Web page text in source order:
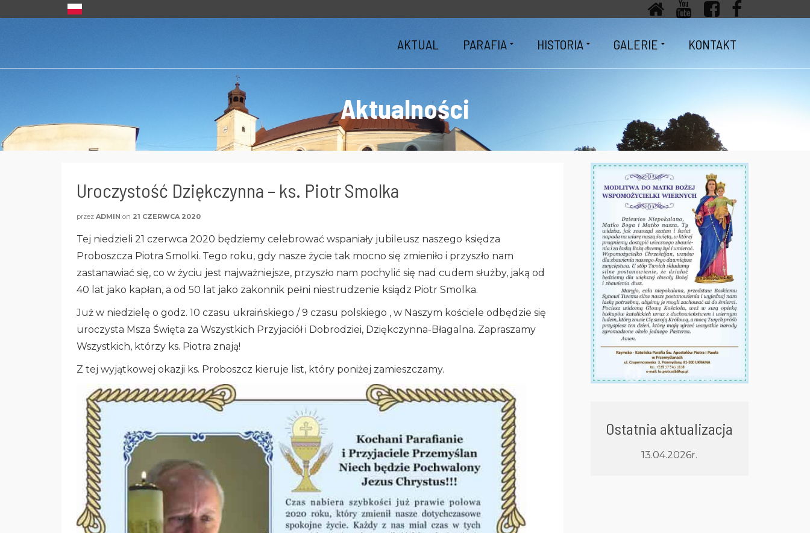
AKTUAL PARAFIA HISTORIA GALERIE KONTAKT
Aktualności
Uroczystość Dziękczynna – ks. Piotr Smolka
przez ADMIN on 21 CZERWCA 2020
Tej niedzieli 21 czerwca 2020 będziemy celebrować wspaniały jubileusz naszego księdza
Proboszcza Piotra Smolki. Tego roku, gdy nasze życie tak mocno się zmieniło i przyszło nam
zastanawiać się, co w życiu jest najważniejsze, przyszło nam pochylić się nad cudem służby, jaką od
40 lat jako kapłan, a od 50 lat jako zakonnik pełni niestrudzenie ksiądz Piotr Smolka.
Już w niedzielę o godz. 10 czasu ukraińskiego / 9 czasu polskiego , w Naszym kościele odbędzie się
uroczysta Msza Święta za Wszystkich Przyjaciół i Dobrodziei, Dziękczynna-Błagalna. Zapraszamy
Wszystkich, którzy ks. Piotra znają!
Z tej wyjątkowej okazji ks. Proboszcz kieruje list, który poniżej zamieszczamy.
Ostatnia aktualizacja
13.04.2026r.